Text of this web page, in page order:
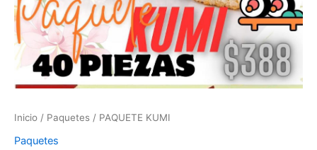
Inicio / Paquetes / PAQUETE KUMI
Paquetes